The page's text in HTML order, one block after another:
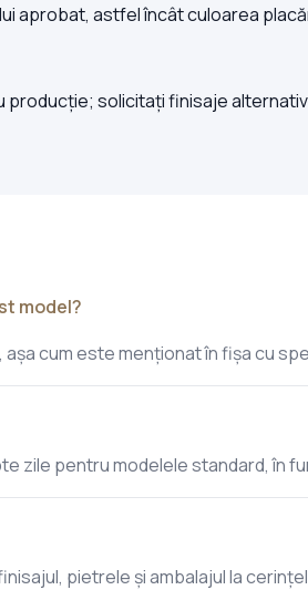
astfel încât culoarea
solicitați finisaje
model?
cum este menționat în fișa cu
zile pentru modelele standard, în
pietrele și ambalajul la